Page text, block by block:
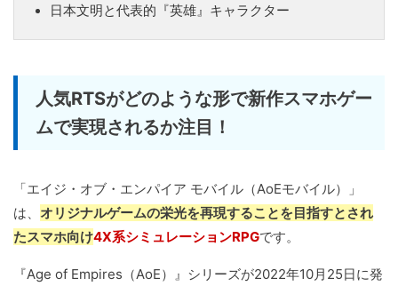
日本文明と代表的『英雄』キャラクター
人気RTSがどのような形で新作スマホゲー
ムで実現されるか注目！
「エイジ・オブ・エンパイア モバイル（AoEモバイル）」
は、 オリジナルゲームの栄光を再現することを目指すとされ
たスマホ向け4X系シミュレーションRPGです。
『Age of Empires（AoE）』シリーズが2022年10月25日に発